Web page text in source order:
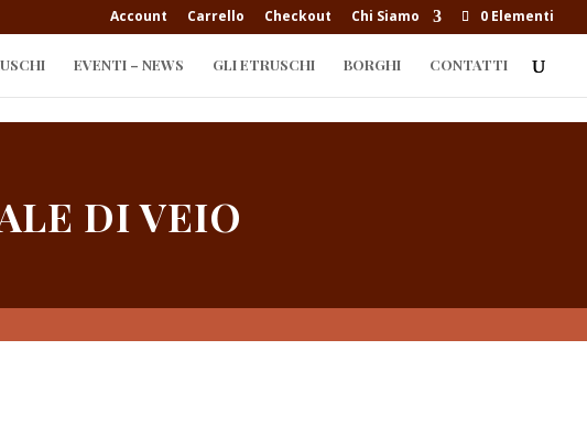
Account Carrello Checkout Chi Siamo 0 Elementi
EVENTI – NEWS GLI ETRUSCHI BORGHI CONTATTI
DI VEIO